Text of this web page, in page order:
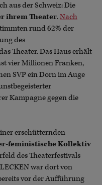
aus der Schweiz: Die
ihrem Theater.Nach
rund 62% der
des
Theater. Das Haus erhält
vier Millionen Franken,
SVP ein Dorn im Auge
Kampagne gegen die
erschütternden
feministische Kollektiv
des Theaterfestivals
war dort von
vor der Aufführung